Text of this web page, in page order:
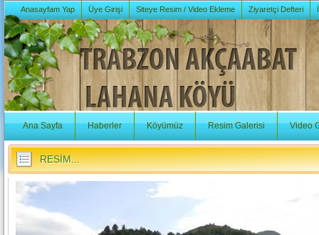
Anasayfam Yap Üye Girişi Siteye Resim / Video Ekleme Ziyaretçi Defteri
Ana Sayfa Haberler Köyümüz Resim Galerisi Video
RESİM...